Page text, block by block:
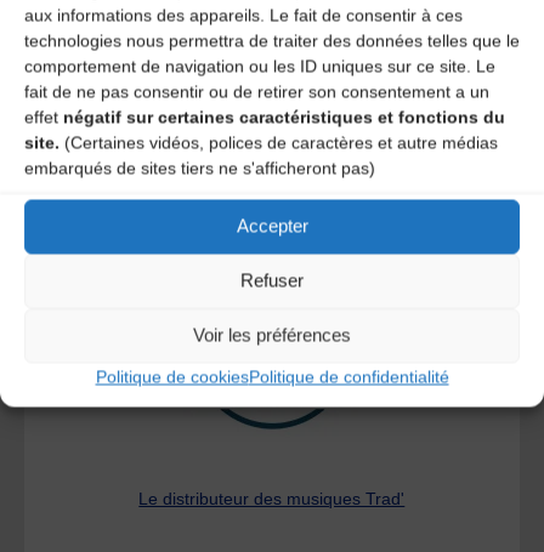
aux informations des appareils. Le fait de consentir à ces
technologies nous permettra de traiter des données telles que le
comportement de navigation ou les ID uniques sur ce site. Le
fait de ne pas consentir ou de retirer son consentement a un
effet négatif sur certaines caractéristiques et fonctions du
site. (Certaines vidéos, polices de caractères et autre médias
embarqués de sites tiers ne s'afficheront pas)
Accepter
Refuser
Voir les préférences
Politique de cookiesPolitique de confidentialité
savoir plus sur la façon dont les données de vos
commentaires sont traitées.
A DECOUVRIR :
Le distributeur des musiques Trad'